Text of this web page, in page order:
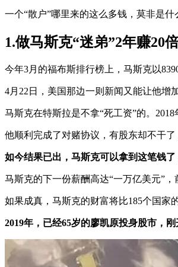
一个“散户”哪里来的这么多钱，莫非是什
1.做马斯克“迷弟”2年赚20
今年3月的福布斯排行榜上，马斯克以
4月22日，美国那边一则新闻又能让他增
马斯克在特斯拉是不拿“死工资”的。
他顺利完成了对赌协议，有股东却不干
如今结果已出，马斯克可以拿到这笔钱
马斯克的下一份薪酬高达“一万亿美元”
如果成真，马斯克的财富将比185个国家
2019年，已经65岁的廖凯原投身股市，